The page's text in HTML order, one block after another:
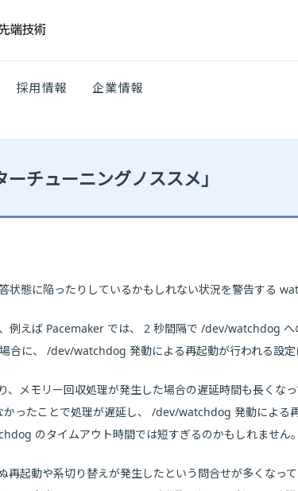
採用情報 企業情報
チューニングノススメ」
状態に陥ったりしているかもしれない状況を警告する
例えば Pacemaker では、 2 秒間隔で /dev/watchdog
合に、 /dev/watchdog 発動による再起動が行われる設定
、メモリー回収処理が発生した場合の遅延時間も長くな
ったことで処理が遅延し、 /dev/watchdog 発動による
のタイムアウト時間では短すぎるのかもしれません。
再起動や系切り替えが発生したという問合せが多くな